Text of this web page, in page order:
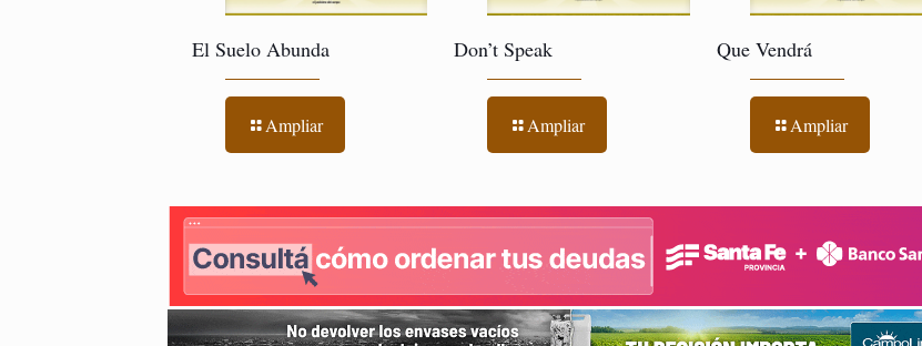
El Suelo Abunda
Ampliar
Don’t Speak
Ampliar
Que Vendrá
Ampliar